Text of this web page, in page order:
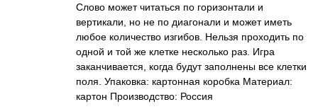
Слово может читаться по горизонтали и
вертикали, но не по диагонали и может иметь
любое количество изгибов. Нельзя проходить по
одной и той же клетке несколько раз. Игра
заканчивается, когда будут заполнены все клетки
поля. Упаковка: картонная коробка Материал:
картон Производство: Россия